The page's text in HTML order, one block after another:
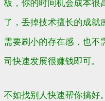
板，你的时间机会成本很
了，丢掉技术擅长的成就
需要刷小的存在感，也不
司快速发展很赚钱即可。
不如找别人快速帮你搞好。